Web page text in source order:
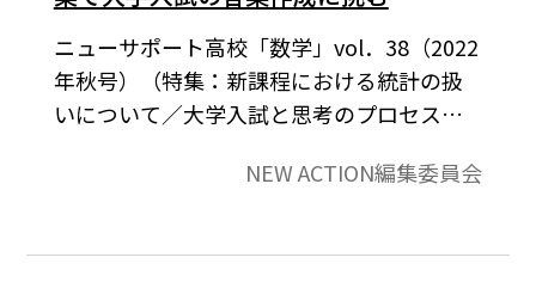
ニューサポート高校「数学」vol．38（2022
年秋号）（特集：新課程における統計の扱
いについて／大学入試と思考のプロセス）
特にその大きな特徴である【思考のプロセ
今年出題された難関大学の入試問題を、
NEW ACTION編集委員会